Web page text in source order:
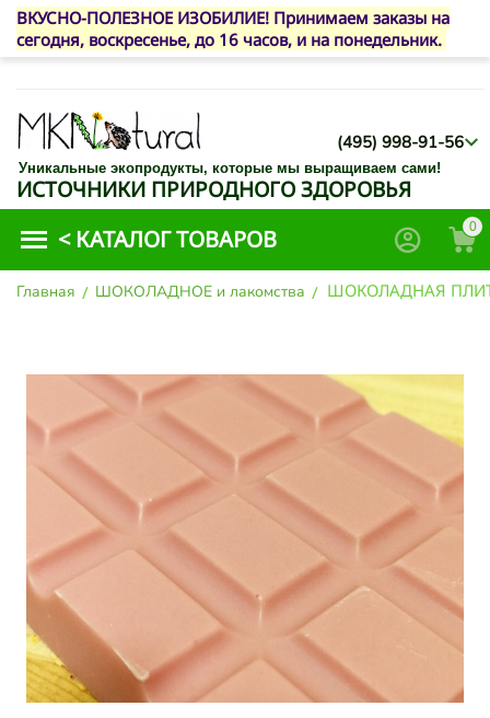
ВКУСНО-ПОЛЕЗНОЕ ИЗОБИЛИЕ! Принимаем заказы на
сегодня, воскресенье, до 16 часов, и на понедельник.
(495) 998-91-56
Уникальные экопродукты, которые мы выращиваем сами!
ИСТОЧНИКИ ПРИРОДНОГО ЗДОРОВЬЯ
< КАТАЛОГ ТОВАРОВ 0
Главная / ШОКОЛАДНОЕ и лакомства / ШОКОЛАДНАЯ